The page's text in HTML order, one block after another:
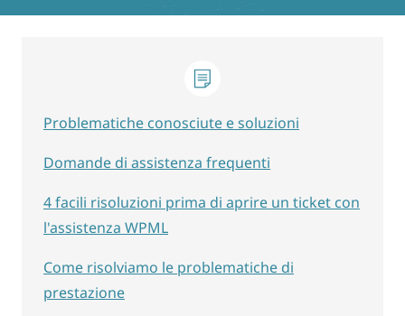
Problematiche conosciute e soluzioni
Domande di assistenza frequenti
4 facili risoluzioni prima di aprire un ticket con
l'assistenza WPML
Come risolviamo le problematiche di
prestazione